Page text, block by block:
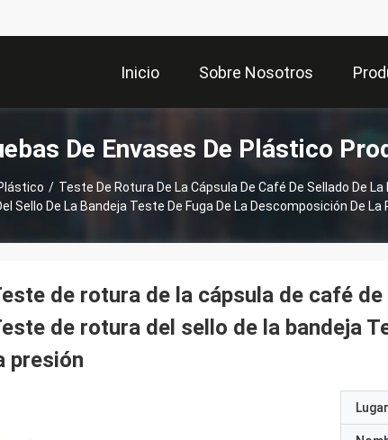
Inicio Sobre Nosotros
De Envases De Plástico
/ Teste De Rotura De La Cápsula De Café De Sellado De
Sello De La Bandeja Teste De Fuga De La Descomposición De La
de rotura de la cápsula de café
de rotura del sello de la bandeja
presión